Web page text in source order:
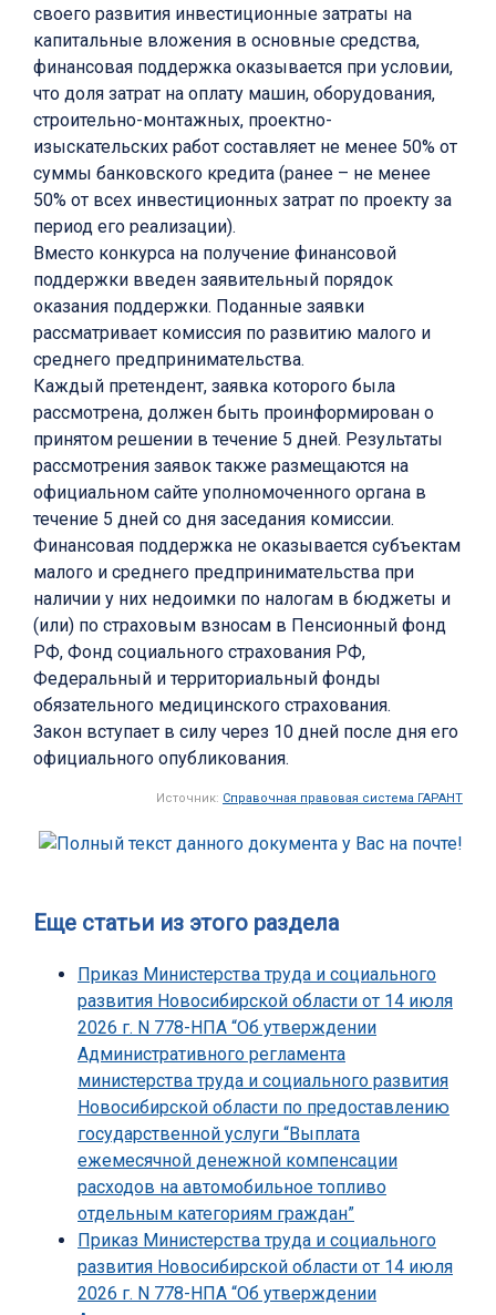
своего развития инвестиционные затраты на
капитальные вложения в основные средства,
финансовая поддержка оказывается при условии,
что доля затрат на оплату машин, оборудования,
строительно-монтажных, проектно-
изыскательских работ составляет не менее 50% от
суммы банковского кредита (ранее – не менее
50% от всех инвестиционных затрат по проекту за
период его реализации).
Вместо конкурса на получение финансовой
поддержки введен заявительный порядок
оказания поддержки. Поданные заявки
рассматривает комиссия по развитию малого и
среднего предпринимательства.
Каждый претендент, заявка которого была
рассмотрена, должен быть проинформирован о
принятом решении в течение 5 дней. Результаты
рассмотрения заявок также размещаются на
официальном сайте уполномоченного органа в
течение 5 дней со дня заседания комиссии.
Финансовая поддержка не оказывается субъектам
малого и среднего предпринимательства при
наличии у них недоимки по налогам в бюджеты и
(или) по страховым взносам в Пенсионный фонд
РФ, Фонд социального страхования РФ,
Федеральный и территориальный фонды
обязательного медицинского страхования.
Закон вступает в силу через 10 дней после дня его
официального опубликования.
Источник: Справочная правовая система ГАРАНТ
Еще статьи из этого раздела
Приказ Министерства труда и социального
развития Новосибирской области от 14 июля
2026 г. N 778-НПА “Об утверждении
Административного регламента
министерства труда и социального развития
Новосибирской области по предоставлению
государственной услуги “Выплата
ежемесячной денежной компенсации
расходов на автомобильное топливо
отдельным категориям граждан”
Приказ Министерства труда и социального
развития Новосибирской области от 14 июля
2026 г. N 778-НПА “Об утверждении